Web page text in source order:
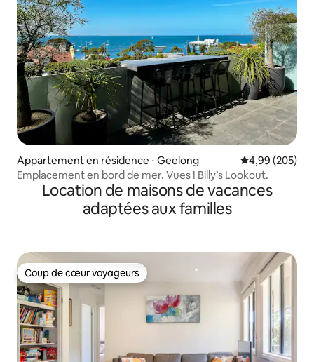
Appartement en résidence ⋅ Geelong Évaluation
4,99 (205)
Emplacement en bord de mer. Vues ! Billy’s Lookout.
Location de maisons de vacances
adaptées aux familles
Coup de cœur voyageurs
Coup de cœur voyageurs